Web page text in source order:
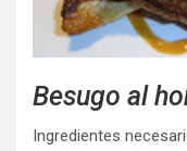
Besugo al
Ingredientes